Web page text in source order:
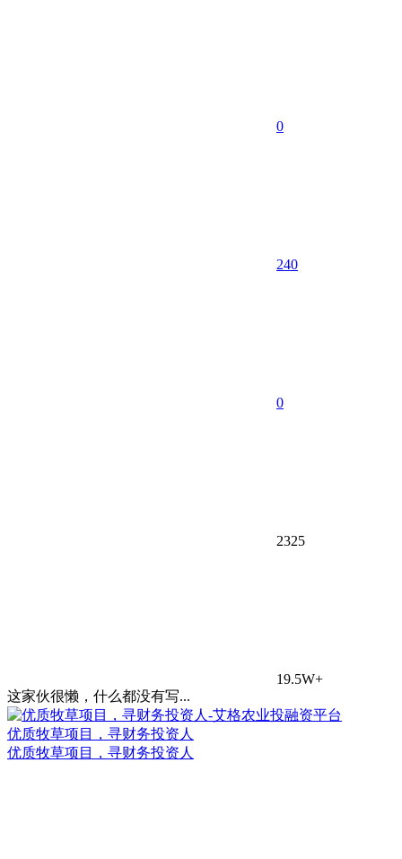
0
240
0
2325
19.5W+
这家伙很懒，什么都没有写...
优质牧草项目，寻财务投资人
优质牧草项目，寻财务投资人